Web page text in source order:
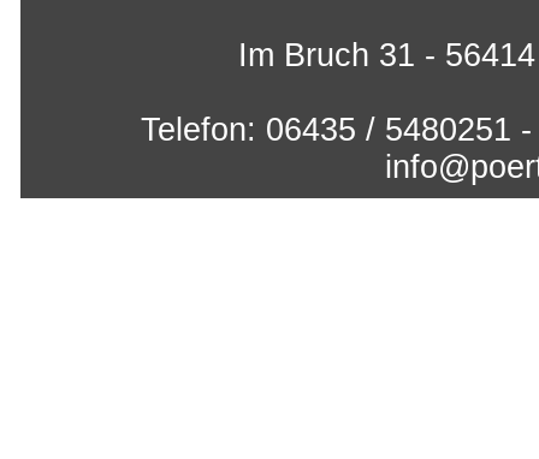
Im Bruch 31 -
Telefon: 06435 / 5480251